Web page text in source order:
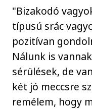
"Bizakodó
típusú srác
pozitívan
Nálunk is
sérülések, de
két jó meccsre
remélem, hogy